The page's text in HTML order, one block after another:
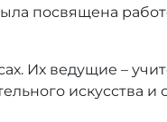
посвящена
Их ведущие –
искусства и